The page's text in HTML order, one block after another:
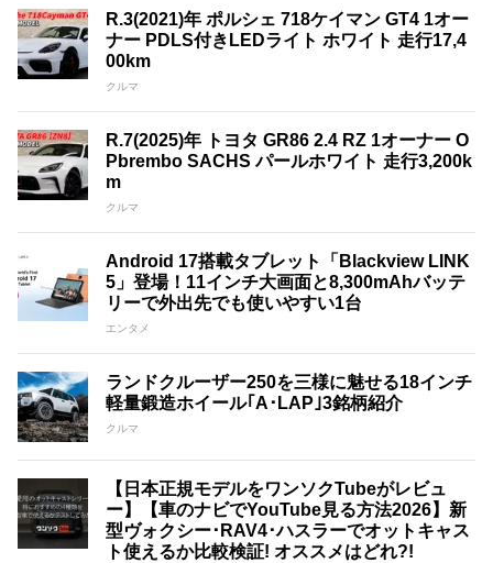
R.3(2021)年 ポルシェ 718ケイマン GT4 1オー
ナー PDLS付きLEDライト ホワイト 走行17,4
00km
クルマ
R.7(2025)年 トヨタ GR86 2.4 RZ 1オーナー O
Pbrembo SACHS パールホワイト 走行3,200k
m
クルマ
Android 17搭載タブレット「Blackview LINK
5」登場！11インチ大画面と8,300mAhバッテ
リーで外出先でも使いやすい1台
エンタメ
ランドクルーザー250を三様に魅せる18インチ
軽量鍛造ホイール｢A･LAP｣3銘柄紹介
クルマ
【日本正規モデルをワンソクTubeがレビュ
ー】【車のナビでYouTube見る方法2026】新
型ヴォクシー･RAV4･ハスラーでオットキャス
ト使えるか比較検証! オススメはどれ?!